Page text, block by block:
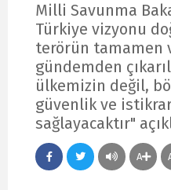
Milli Savunma
Türkiye vizyonu
terörün tamamen
gündemden
ülkemizin değil,
güvenlik ve
sağlayacaktır"
A